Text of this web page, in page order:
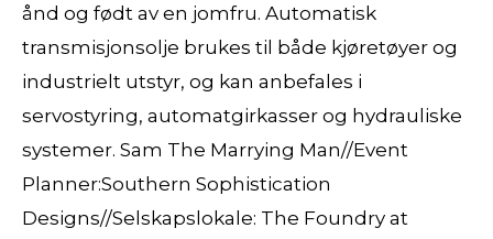
ånd og født av en jomfru. Automatisk
transmisjonsolje brukes til både kjøretøyer og
industrielt utstyr, og kan anbefales i
servostyring, automatgirkasser og hydrauliske
systemer. Sam The Marrying Man//Event
Planner:Southern Sophistication
Designs//Selskapslokale: The Foundry at